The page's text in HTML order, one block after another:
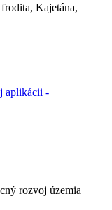
Kajetána,
aplikácii -
rozvoj územia